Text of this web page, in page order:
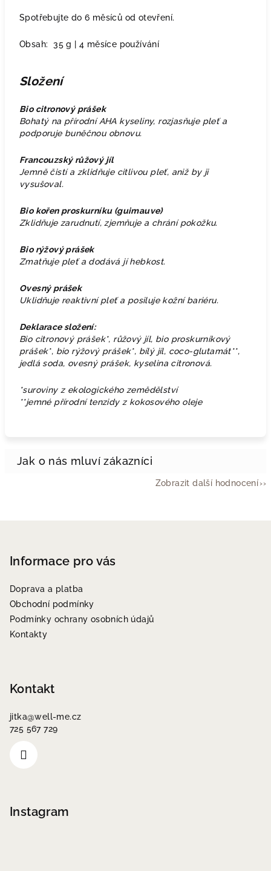
Spotřebujte do 6 měsíců od otevření.
Obsah:35 g | 4 měsíce používání
Složení
Bio citronový prášek
Bohatý na přírodní AHA kyseliny, rozjasňuje pleť a
podporuje buněčnou obnovu.
Francouzský růžový jíl
Jemně čistí a zklidňuje citlivou pleť, aniž by ji
vysušoval.
Bio kořen proskurníku (guimauve)
Zklidňuje zarudnutí, zjemňuje a chrání pokožku.
Bio rýžový prášek
Zmatňuje pleť a dodává jí hebkost.
Ovesný prášek
Uklidňuje reaktivní pleť a posiluje kožní bariéru.
Deklarace složení:
Bio citronový prášek*, růžový jíl, bio proskurníkový
prášek*, bio rýžový prášek*, bílý jíl, coco-glutamát**,
jedlá soda, ovesný prášek, kyselina citronová.
*suroviny z ekologického zemědělství
**jemné přírodní tenzidy z kokosového oleje
Zobrazit další hodnocení
Informace pro vás
Doprava a platba
Obchodní podmínky
Podmínky ochrany osobních údajů
Kontakty
Kontakt
jitka@well-me.cz
725 567 729
Instagram